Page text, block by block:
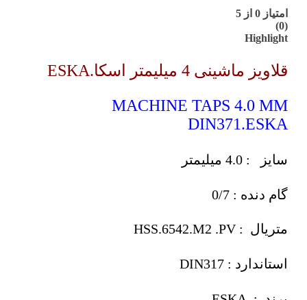
امتیاز 0 از 5
(0)
Highlight
قلاویز ماشینی 4 میلیمتر اسکا.ESKA
MACHINE TAPS 4.0 MM
DIN371.ESKA
سایز : 4.0 میلیمتر
گام دنده : 0/7
متریال : HSS.6542.M2 .PV
استاندارد : DIN317